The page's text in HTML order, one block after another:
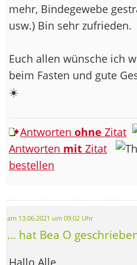
mehr, Bindegewebe
usw.) Bin sehr zufrieden.
Euch allen wünsche ich
beim Fasten und gute
☀️
Antworten ohne Zitat
Antworten mit Zitat
bestellen
am 13.06.2021 um 09:02 Uhr
... hat Bea O
Hallo Alle,